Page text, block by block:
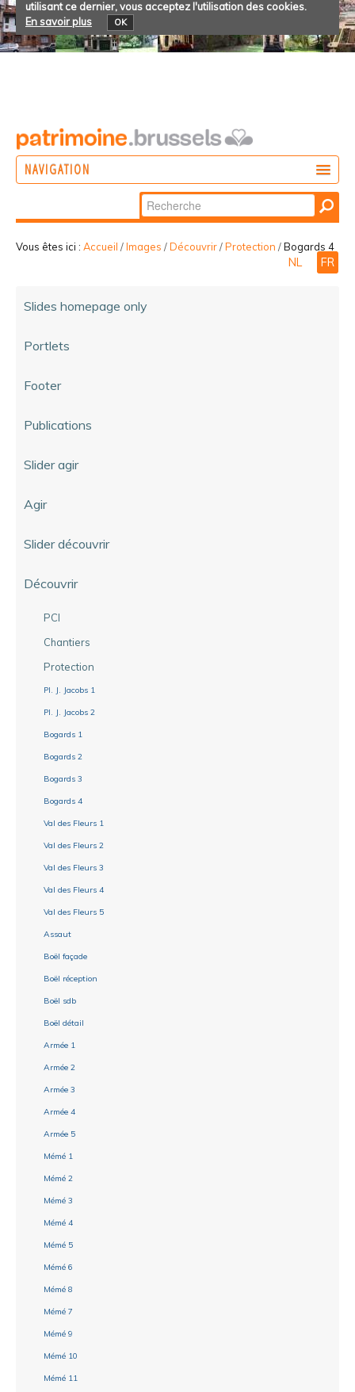
utilisant ce dernier, vous acceptez l'utilisation des cookies.
En savoir plus
OK
NAVIGATION
Chercher par
Recherche
avancée…
Vous êtes ici : Accueil /Images /Découvrir/Protection /Bogards 4
NL FR
Slides homepage only
Portlets
Footer
Publications
Slider agir
Agir
Slider découvrir
Découvrir
PCI
Chantiers
Protection
Pl. J. Jacobs 1
Pl. J. Jacobs 2
Bogards 1
Bogards 2
Bogards 3
Bogards 4
Val des Fleurs 1
Val des Fleurs 2
Val des Fleurs 3
Val des Fleurs 4
Val des Fleurs 5
Assaut
Boël façade
Boël réception
Boël sdb
Boël détail
Armée 1
Armée 2
Armée 3
Armée 4
Armée 5
Mémé 1
Mémé 2
Mémé 3
Mémé 4
Mémé 5
Mémé 6
Mémé 8
Mémé 7
Mémé 9
Mémé 10
Mémé 11